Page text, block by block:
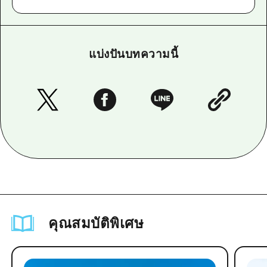
แบ่งปันบทความนี้
คุณสมบัติพิเศษ